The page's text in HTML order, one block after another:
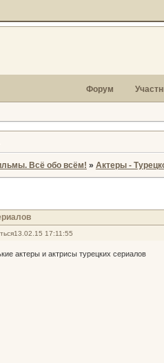
Форум
Всё обо всём! » Актеры -
13.02.15 17:11:55
актеры и актрисы турецких сериалов